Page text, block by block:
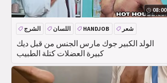
08:00
الولد الكبير جوك مارس الجنس من قبل ديك
كبيرة العضلات كتلة الطبيب
الشرج اللسان HANDJOB شعر